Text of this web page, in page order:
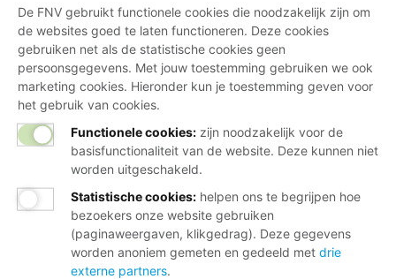
De FNV gebruikt functionele cookies die noodzakelijk zijn om
de websites goed te laten functioneren. Deze cookies
gebruiken net als de statistische cookies geen
persoonsgegevens. Met jouw toestemming gebruiken we ook
marketing cookies. Hieronder kun je toestemming geven voor
het gebruik van cookies.
Functionele cookies: zijn noodzakelijk voor de
basisfunctionaliteit van de website. Deze kunnen niet
worden uitgeschakeld.
Statistische cookies: helpen ons te begrijpen hoe
bezoekers onze website gebruiken
(paginaweergaven, klikgedrag). Deze gegevens
worden anoniem gemeten en gedeeld met drie
externe partners.